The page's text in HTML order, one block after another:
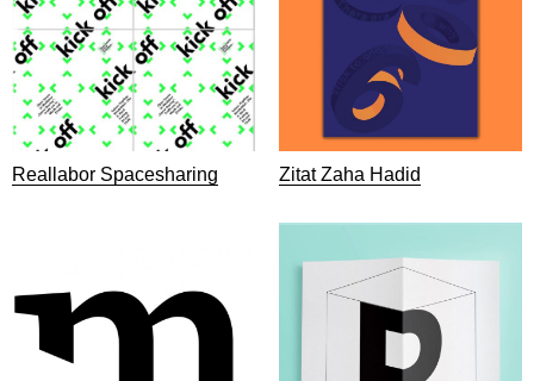
Reallabor Spacesharing Zitat Zaha Hadid